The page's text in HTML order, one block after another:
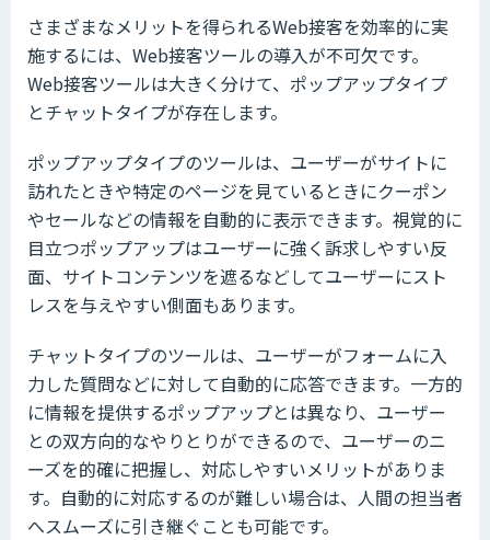
さまざまなメリットを得られるWeb接客を効率的に実
施するには、Web接客ツールの導入が不可欠です。
Web接客ツールは大きく分けて、ポップアップタイプ
とチャットタイプが存在します。
ポップアップタイプのツールは、ユーザーがサイトに
訪れたときや特定のページを見ているときにクーポン
やセールなどの情報を自動的に表示できます。視覚的に
目立つポップアップはユーザーに強く訴求しやすい反
面、サイトコンテンツを遮るなどしてユーザーにスト
レスを与えやすい側面もあります。
チャットタイプのツールは、ユーザーがフォームに入
力した質問などに対して自動的に応答できます。一方的
に情報を提供するポップアップとは異なり、ユーザー
との双方向的なやりとりができるので、ユーザーのニ
ーズを的確に把握し、対応しやすいメリットがありま
す。自動的に対応するのが難しい場合は、人間の担当者
へスムーズに引き継ぐことも可能です。